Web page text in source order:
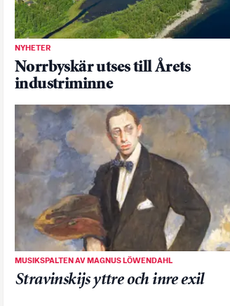
NYHETER
Norrbyskär utses till Årets
industriminne
MUSIKSPALTEN AV MAGNUS LÖWENDAHL
Stravinskijs yttre och inre exil